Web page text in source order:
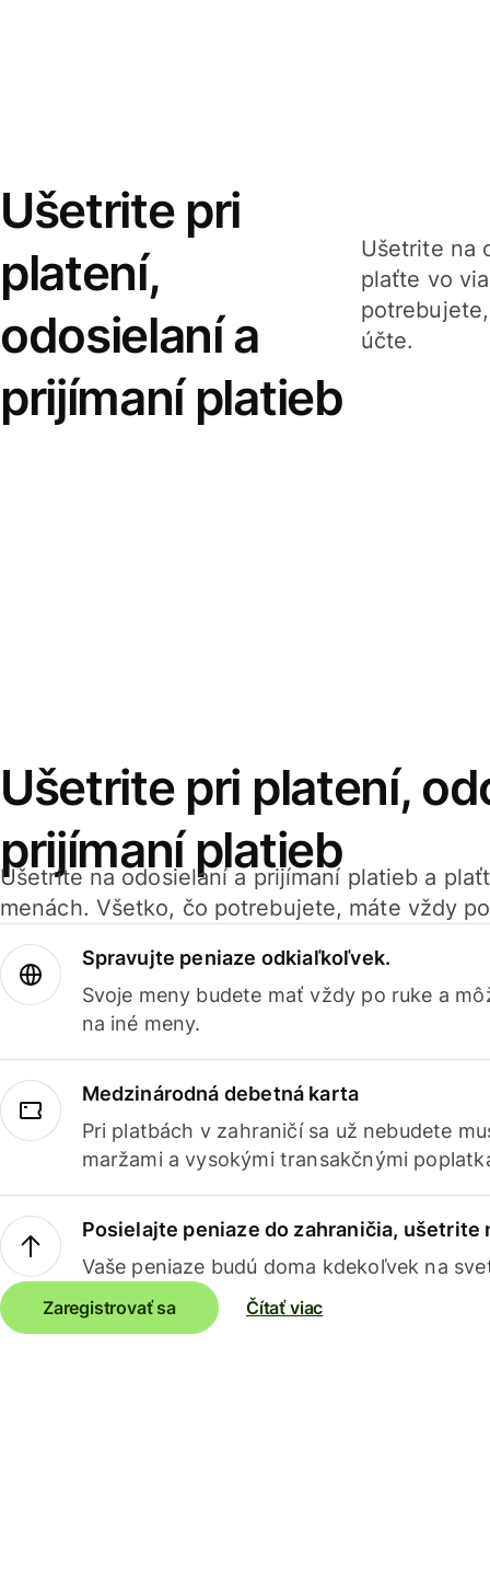
Ušetrite pri
platení,
odosielaní a
prijímaní platieb
Ušetrite na
plaťte vo
účte.
Ušetrite pri platení,
prijímaní platieb
Ušetrite na odosielaní a prijímaní platieb a
menách. Všetko, čo potrebujete, máte vždy
Spravujte peniaze odkiaľkoľvek.
Svoje meny budete mať vždy po ruke a
na iné meny.
Medzinárodná debetná karta
Pri platbách v zahraničí sa už nebudete
maržami a vysokými transakčnými
Posielajte peniaze do zahraničia, ušetrite
Vaše peniaze budú doma kdekoľvek na
Zaregistrovať sa Čítať viac